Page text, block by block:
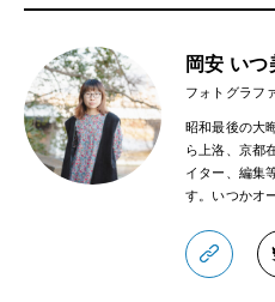
岡安 いつ
フォトグラフ
昭和最後の大
ら上洛、京都
イター、編集
す。いつかオ